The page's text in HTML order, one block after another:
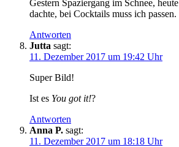
Gestern Spaziergang im Schnee, heute
dachte, bei Cocktails muss ich passen.
Antworten
Jutta sagt:
11. Dezember 2017 um 19:42 Uhr
Super Bild!
Ist es You got it!?
Antworten
Anna P. sagt:
11. Dezember 2017 um 18:18 Uhr